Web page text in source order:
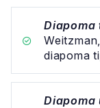
Diapoma
diapoma
Diapoma